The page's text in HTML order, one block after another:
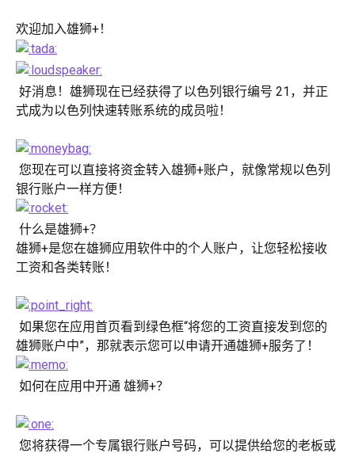
欢迎加入雄狮+！
式成为以色列快速转账系统的成员啦！
银行账户一样方便！
什么是雄狮+？
雄狮+是您在雄狮应用软件中的个人账户，让您轻松接收
工资和各类转账！
雄狮账户中”，那就表示您可以申请开通雄狮+服务了！
如何在应用中开通 雄狮+？